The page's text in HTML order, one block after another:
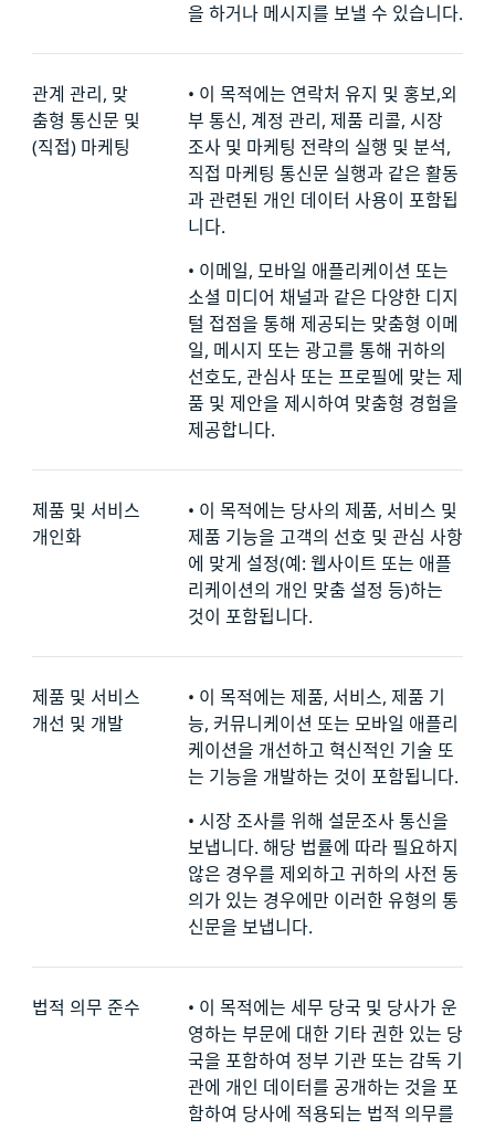
을 하거나 메시지를 보낼 수 있습니다.
관계 관리, 맞
춤형 통신문 및
(직접) 마케팅
• 이 목적에는 연락처 유지 및 홍보,외
부 통신, 계정 관리, 제품 리콜, 시장
조사 및 마케팅 전략의 실행 및 분석,
직접 마케팅 통신문 실행과 같은 활동
과 관련된 개인 데이터 사용이 포함됩
니다.
• 이메일, 모바일 애플리케이션 또는
소셜 미디어 채널과 같은 다양한 디지
털 접점을 통해 제공되는 맞춤형 이메
일, 메시지 또는 광고를 통해 귀하의
선호도, 관심사 또는 프로필에 맞는 제
품 및 제안을 제시하여 맞춤형 경험을
제공합니다.
제품 및 서비스
개인화
• 이 목적에는 당사의 제품, 서비스 및
제품 기능을 고객의 선호 및 관심 사항
에 맞게 설정(예: 웹사이트 또는 애플
리케이션의 개인 맞춤 설정 등)하는
것이 포함됩니다.
제품 및 서비스
개선 및 개발
• 이 목적에는 제품, 서비스, 제품 기
능, 커뮤니케이션 또는 모바일 애플리
케이션을 개선하고 혁신적인 기술 또
는 기능을 개발하는 것이 포함됩니다.
• 시장 조사를 위해 설문조사 통신을
보냅니다. 해당 법률에 따라 필요하지
않은 경우를 제외하고 귀하의 사전 동
의가 있는 경우에만 이러한 유형의 통
신문을 보냅니다.
법적 의무 준수 • 이 목적에는 세무 당국 및 당사가 운
영하는 부문에 대한 기타 권한 있는 당
국을 포함하여 정부 기관 또는 감독 기
관에 개인 데이터를 공개하는 것을 포
함하여 당사에 적용되는 법적 의무를